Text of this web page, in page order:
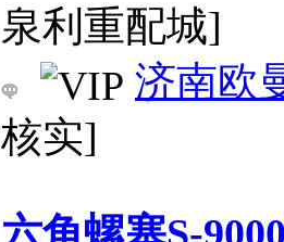
泉利重配城]
济南欧
核实]
六角螺塞S-